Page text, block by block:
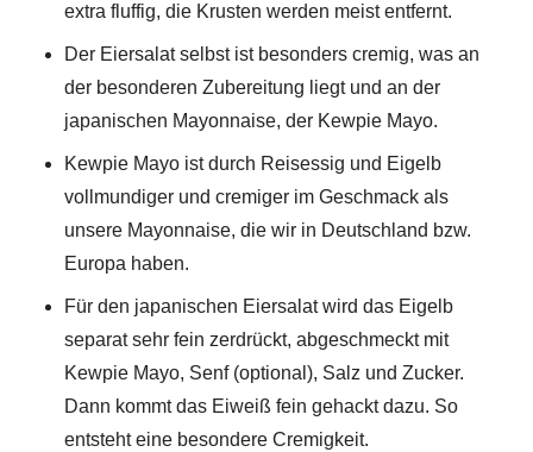
extra fluffig, die Krusten werden meist entfernt.
Der Eiersalat selbst ist besonders cremig, was an
der besonderen Zubereitung liegt und an der
japanischen Mayonnaise, der Kewpie Mayo.
Kewpie Mayo ist durch Reisessig und Eigelb
vollmundiger und cremiger im Geschmack als
unsere Mayonnaise, die wir in Deutschland bzw.
Europa haben.
Für den japanischen Eiersalat wird das Eigelb
separat sehr fein zerdrückt, abgeschmeckt mit
Kewpie Mayo, Senf (optional), Salz und Zucker.
Dann kommt das Eiweiß fein gehackt dazu. So
entsteht eine besondere Cremigkeit.